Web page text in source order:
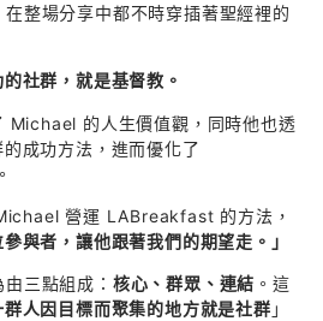
整場分享中都不時穿插著聖經裡的
社群，就是基督教。
Michael 的人生價值觀，同時他也透
成功方法，進而優化了
營運 LABreakfast 的方法，
參與者，讓他跟著我們的期望走。」
三點組成： 核心、群眾、連結 。這
群人因目標而聚集的地方就是社群 」